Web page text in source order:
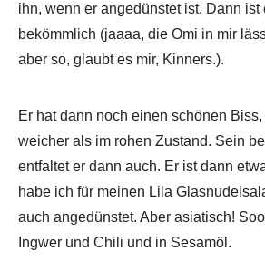
ihn, wenn er angedünstet ist. Dann ist
bekömmlich (jaaaa, die Omi in mir
aber so, glaubt es mir, Kinners.).
Er hat dann noch einen schönen
weicher als im rohen Zustand. Sein
entfaltet er dann auch. Er ist dann
habe ich für meinen Lila
auch angedünstet. Aber asiatisch!
Ingwer und Chili und in Sesamöl.